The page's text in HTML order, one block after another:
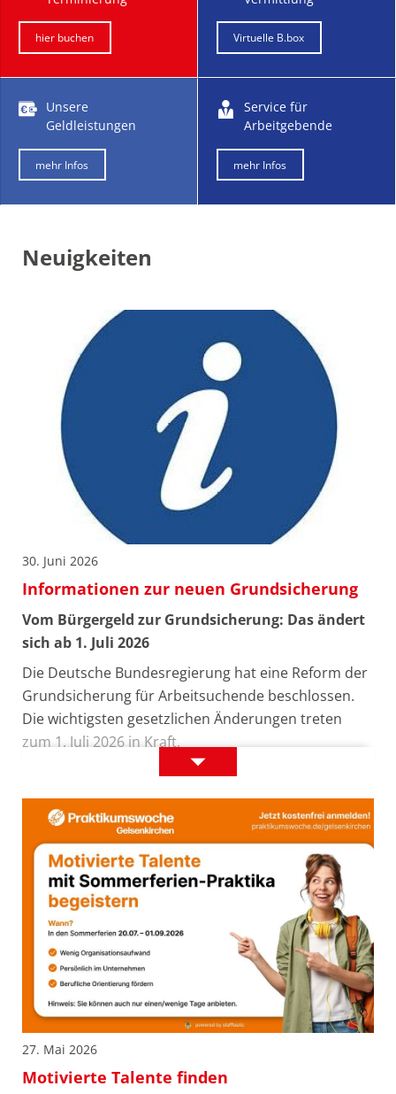
hier buchen Virtuelle B.box
Unsere
Geldleistungen
mehr Infos
Service für
Arbeitgebende
mehr Infos
Neuigkeiten
30. Juni 2026
Informationen zur neuen Grundsicherung
Vom Bürgergeld zur Grundsicherung: Das ändert
sich ab 1. Juli 2026
Die Deutsche Bundesregierung hat eine Reform der
Grundsicherung für Arbeitsuchende beschlossen.
Die wichtigsten gesetzlichen Änderungen treten
zum 1. Juli 2026 in Kraft.
neuen
Grundsicherung
27. Mai 2026
Motivierte Talente finden